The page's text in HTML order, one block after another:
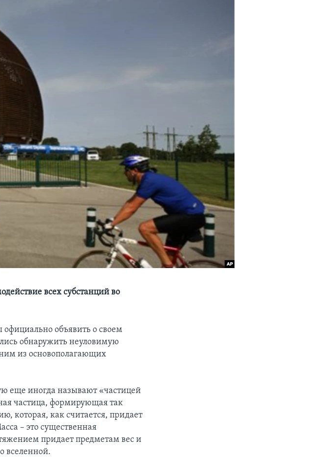
всех субстанций во
объявить о своем
обнаружить неуловимую
из основополагающих
еще иногда называют «частицей
частица, формирующая так
которая, как считается, придает
– это существенная
придает предметам вес и
вселенной.